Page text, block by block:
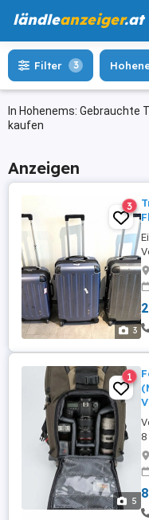
ländleanzeiger.at
In Hohenems: Gebrauchte
kaufen
Filter 3
Anzeigen
3
3
5
1
8